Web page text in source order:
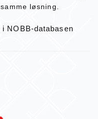
løsning.
NOBB-databasen